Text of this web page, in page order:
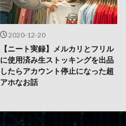
2020-12-20
【ニート実録】メルカリとフリル
に使用済み生ストッキングを出品
したらアカウント停止になった超
アホなお話